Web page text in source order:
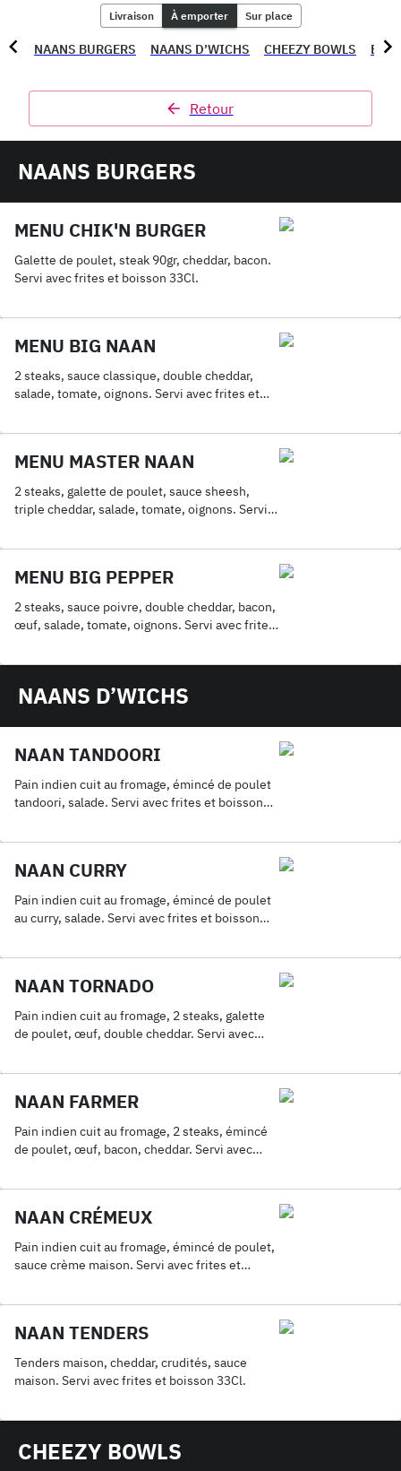
NAANS BURGERS NAANS D’WICHS CHEEZY BOWLS
Livraison À emporter Sur place
Retour
NAANS BURGERS
MENU CHIK'N BURGER
Galette de poulet, steak 90gr, cheddar, bacon.
Servi avec frites et boisson 33Cl.
MENU BIG NAAN
2 steaks, sauce classique, double cheddar,
salade, tomate, oignons. Servi avec frites et
MENU MASTER NAAN
2 steaks, galette de poulet, sauce sheesh,
triple cheddar, salade, tomate, oignons. Servi
MENU BIG PEPPER
2 steaks, sauce poivre, double cheddar, bacon,
œuf, salade, tomate, oignons. Servi avec frites
NAANS D’WICHS
NAAN TANDOORI
Pain indien cuit au fromage, émincé de poulet
tandoori, salade. Servi avec frites et boisson
NAAN CURRY
Pain indien cuit au fromage, émincé de poulet
au curry, salade. Servi avec frites et boisson
NAAN TORNADO
Pain indien cuit au fromage, 2 steaks, galette
de poulet, œuf, double cheddar. Servi avec
NAAN FARMER
Pain indien cuit au fromage, 2 steaks, émincé
de poulet, œuf, bacon, cheddar. Servi avec
NAAN CRÉMEUX
Pain indien cuit au fromage, émincé de poulet,
sauce crème maison. Servi avec frites et
NAAN TENDERS
Tenders maison, cheddar, crudités, sauce
maison. Servi avec frites et boisson 33Cl.
CHEEZY BOWLS